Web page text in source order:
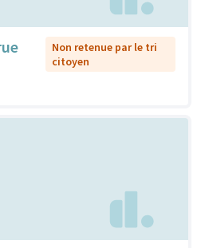
Non retenue par le tri
citoyen